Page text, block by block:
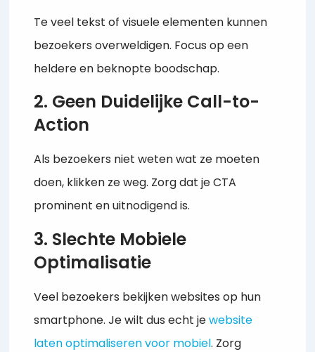
Te veel tekst of visuele elementen kunnen
bezoekers overweldigen. Focus op een
heldere en beknopte boodschap.
2. Geen Duidelijke Call-to-
Action
Als bezoekers niet weten wat ze moeten
doen, klikken ze weg. Zorg dat je CTA
prominent en uitnodigend is.
3. Slechte Mobiele
Optimalisatie
Veel bezoekers bekijken websites op hun
smartphone. Je wilt dus echt jewebsite
laten optimaliseren voor mobiel. Zorg